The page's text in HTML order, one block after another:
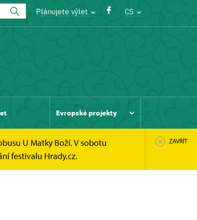
Plánujete výlet CS
Evropské projekty
U Matky Boží. V sobotu
festivalu Hrady.cz.
ZAVŘÍT